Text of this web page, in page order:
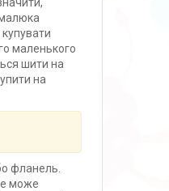
маленького
шити на
на
фланель.
може